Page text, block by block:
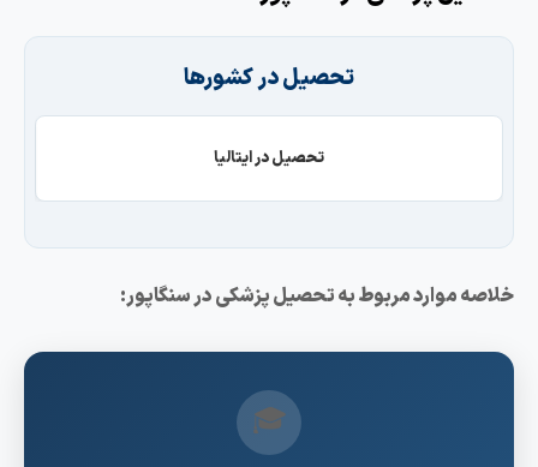
تحصیل در کشورها
تحصیل در ایتالیا
موارد مربوط به تحصیل پزشکی در سنگاپور:
🎓